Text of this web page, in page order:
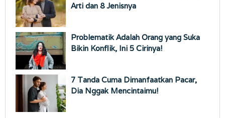
Arti dan 8 Jenisnya
Problematik Adalah Orang yang Suka
Bikin Konflik, Ini 5 Cirinya!
7 ⁠Tanda Cuma Dimanfaatkan Pacar,
Dia Nggak Mencintaimu!